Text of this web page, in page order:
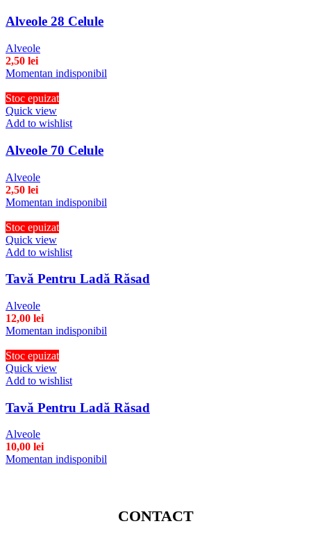
Alveole 28 Celule
Alveole
2,50 lei
Momentan indisponibil
Stoc epuizat
Quick view
Add to wishlist
Alveole 70 Celule
Alveole
2,50 lei
Momentan indisponibil
Stoc epuizat
Quick view
Add to wishlist
Tavă Pentru Ladă Răsad
Alveole
12,00 lei
Momentan indisponibil
Stoc epuizat
Quick view
Add to wishlist
Tavă Pentru Ladă Răsad
Alveole
10,00 lei
Momentan indisponibil
CONTACT